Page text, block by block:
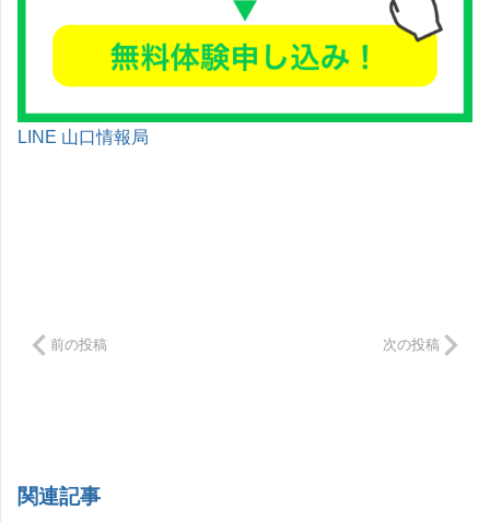
LINE 山口情報局
前の投稿 次の投稿
関連記事